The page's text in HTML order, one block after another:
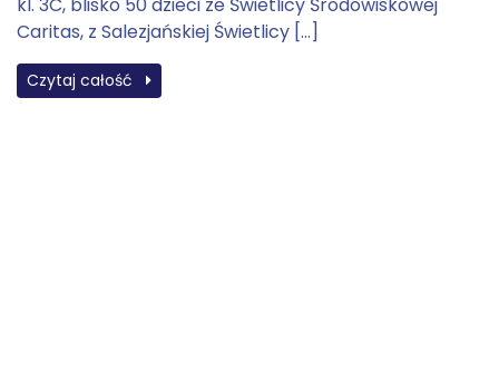
Caritas, z Salezjańskiej Świetlicy […]
Czytaj całość